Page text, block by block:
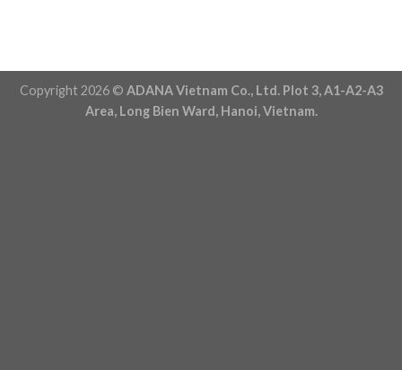
Copyright 2026 © ADANA Vietnam Co., Ltd. Plot 3, A1-A2-A3
Area, Long Bien Ward, Hanoi, Vietnam.